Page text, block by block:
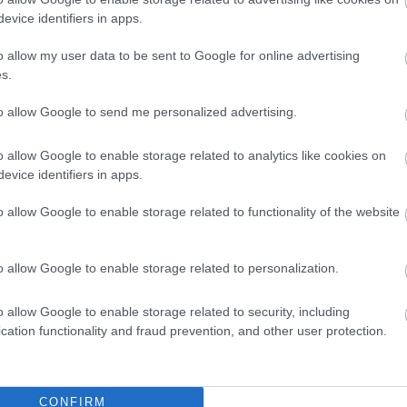
identifiers in apps.
allow my user data to be sent to Google for online advertising
allow Google to send me personalized advertising.
allow Google to enable storage related to analytics like cookies on
identifiers in apps.
allow Google to enable storage related to functionality of the website
allow Google to enable storage related to personalization.
allow Google to enable storage related to security, including
functionality and fraud prevention, and other user protection.
CONFIRM
lakosság
Már 31 éve történt a súlyos szajoli vonatkatasztrófa,
(videóval)